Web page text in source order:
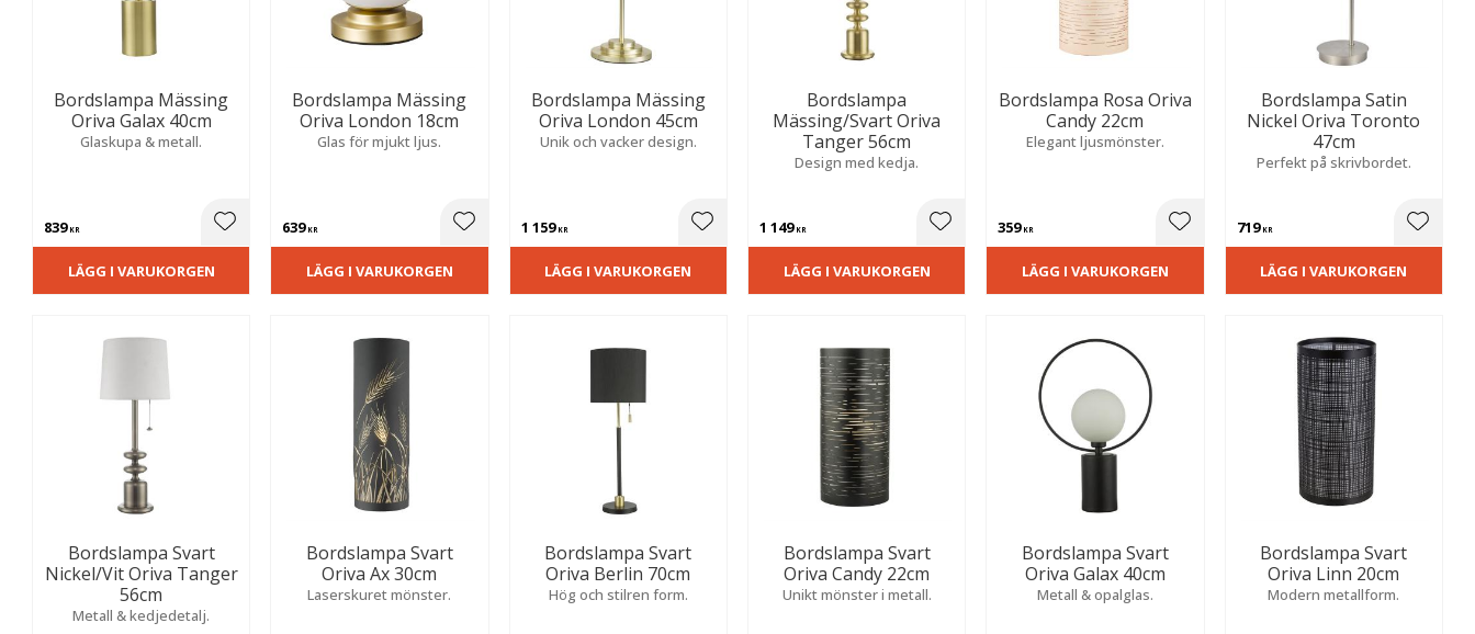
Bordslampa Mässing
Oriva Galax 40cm
Glaskupa & metall.
839KR Lägg till i favoriter
LÄGG I VARUKORGEN
Bordslampa Mässing
Oriva London 18cm
Glas för mjukt ljus.
639KR Lägg till i favoriter
LÄGG I VARUKORGEN
Bordslampa Mässing
Oriva London 45cm
Unik och vacker design.
1 159KR Lägg till i favoriter
LÄGG I VARUKORGEN
Bordslampa
Mässing/Svart Oriva
Tanger 56cm
Design med kedja.
1 149KR Lägg till i favoriter
LÄGG I VARUKORGEN
Bordslampa Rosa Oriva
Candy 22cm
Elegant ljusmönster.
359KR Lägg till i favoriter
LÄGG I VARUKORGEN
Bordslampa Satin
Nickel Oriva Toronto
47cm
Perfekt på skrivbordet.
719KR Lägg
LÄGG I VARUKORGEN
Bordslampa Svart
Nickel/Vit Oriva Tanger
56cm
Metall & kedjedetalj.
Bordslampa Svart
Oriva Ax 30cm
Laserskuret mönster.
Bordslampa Svart
Oriva Berlin 70cm
Hög och stilren form.
Bordslampa Svart
Oriva Candy 22cm
Unikt mönster i metall.
Bordslampa Svart
Oriva Galax 40cm
Metall & opalglas.
Bordslampa Svart
Oriva Linn 20cm
Modern metallform.